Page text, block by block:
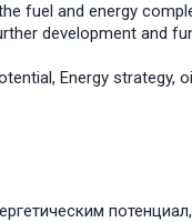
fuel and energy
development and
Energy strategy,